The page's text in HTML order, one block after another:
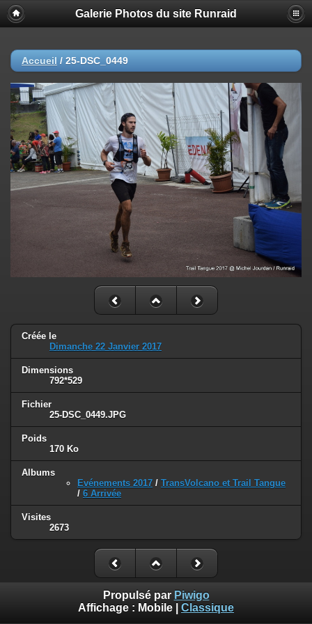
Galerie Photos du site Runraid
Accueil / 25-DSC_0449
Créée le
Dimanche 22 Janvier 2017
Dimensions
792*529
Fichier
25-DSC_0449.JPG
Poids
170 Ko
Albums
Evénements 2017 / TransVolcano et Trail Tangue
/ 6 Arrivée
Visites
2673
Propulsé par Piwigo
Affichage : Mobile Classique